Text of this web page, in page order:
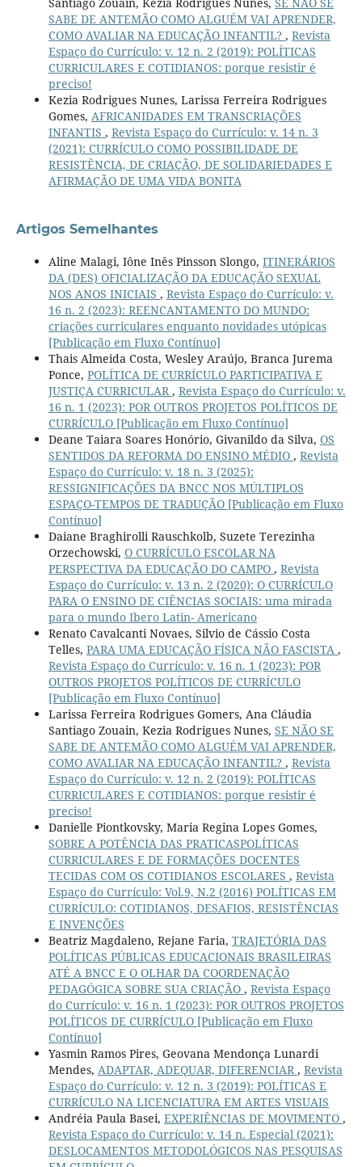
SABE DE ANTEMÃO COMO ALGUÉM VAI APRENDER,
COMO AVALIAR NA EDUCAÇÃO INFANTIL? , Revista
Espaço do Currículo: v. 12 n. 2 (2019): POLÍTICAS
CURRICULARES E COTIDIANOS: porque resistir é
preciso!
Kezia Rodrigues Nunes, Larissa Ferreira Rodrigues
Gomes, AFRICANIDADES EM TRANSCRIAÇÕES
INFANTIS , Revista Espaço do Currículo: v. 14 n. 3
(2021): CURRÍCULO COMO POSSIBILIDADE DE
RESISTÊNCIA, DE CRIAÇÃO, DE SOLIDARIEDADES E
AFIRMAÇÃO DE UMA VIDA BONITA
Artigos Semelhantes
Aline Malagi, Iône Inês Pinsson Slongo, ITINERÁRIOS
DA (DES) OFICIALIZAÇÃO DA EDUCAÇÃO SEXUAL
NOS ANOS INICIAIS , Revista Espaço do Currículo: v.
16 n. 2 (2023): REENCANTAMENTO DO MUNDO:
criações curriculares enquanto novidades utópicas
[Publicação em Fluxo Contínuo]
Thais Almeida Costa, Wesley Araújo, Branca Jurema
Ponce, POLÍTICA DE CURRÍCULO PARTICIPATIVA E
JUSTIÇA CURRICULAR , Revista Espaço do Currículo: v.
16 n. 1 (2023): POR OUTROS PROJETOS POLÍTICOS DE
CURRÍCULO [Publicação em Fluxo Contínuo]
Deane Taiara Soares Honório, Givanildo da Silva, OS
SENTIDOS DA REFORMA DO ENSINO MÉDIO , Revista
Espaço do Currículo: v. 18 n. 3 (2025):
RESSIGNIFICAÇÕES DA BNCC NOS MÚLTIPLOS
ESPAÇO-TEMPOS DE TRADUÇÃO [Publicação em Fluxo
Contínuo]
Daiane Braghirolli Rauschkolb, Suzete Terezinha
Orzechowski, O CURRÍCULO ESCOLAR NA
PERSPECTIVA DA EDUCAÇÃO DO CAMPO , Revista
Espaço do Currículo: v. 13 n. 2 (2020): O CURRÍCULO
PARA O ENSINO DE CIÊNCIAS SOCIAIS: uma mirada
para o mundo Ibero Latin- Americano
Renato Cavalcanti Novaes, Silvio de Cássio Costa
Telles, PARA UMA EDUCAÇÃO FÍSICA NÃO FASCISTA ,
Revista Espaço do Currículo: v. 16 n. 1 (2023): POR
OUTROS PROJETOS POLÍTICOS DE CURRÍCULO
[Publicação em Fluxo Contínuo]
Larissa Ferreira Rodrigues Gomers, Ana Cláudia
Santiago Zouain, Kezia Rodrigues Nunes, SE NÃO SE
SABE DE ANTEMÃO COMO ALGUÉM VAI APRENDER,
COMO AVALIAR NA EDUCAÇÃO INFANTIL? , Revista
Espaço do Currículo: v. 12 n. 2 (2019): POLÍTICAS
CURRICULARES E COTIDIANOS: porque resistir é
preciso!
Danielle Piontkovsky, Maria Regina Lopes Gomes,
SOBRE A POTÊNCIA DAS PRATICASPOLÍTICAS
CURRICULARES E DE FORMAÇÕES DOCENTES
TECIDAS COM OS COTIDIANOS ESCOLARES , Revista
Espaço do Currículo: Vol.9, N.2 (2016) POLÍTICAS EM
CURRÍCULO: COTIDIANOS, DESAFIOS, RESISTÊNCIAS
E INVENÇÕES
Beatriz Magdaleno, Rejane Faria, TRAJETÓRIA DAS
POLÍTICAS PÚBLICAS EDUCACIONAIS BRASILEIRAS
ATÉ A BNCC E O OLHAR DA COORDENAÇÃO
PEDAGÓGICA SOBRE SUA CRIAÇÃO , Revista Espaço
do Currículo: v. 16 n. 1 (2023): POR OUTROS PROJETOS
POLÍTICOS DE CURRÍCULO [Publicação em Fluxo
Contínuo]
Yasmin Ramos Pires, Geovana Mendonça Lunardi
Mendes, ADAPTAR, ADEQUAR, DIFERENCIAR , Revista
Espaço do Currículo: v. 12 n. 3 (2019): POLÍTICAS E
CURRÍCULO NA LICENCIATURA EM ARTES VISUAIS
Andréia Paula Basei, EXPERIÊNCIAS DE MOVIMENTO ,
Revista Espaço do Currículo: v. 14 n. Especial (2021):
DESLOCAMENTOS METODOLÓGICOS NAS PESQUISAS